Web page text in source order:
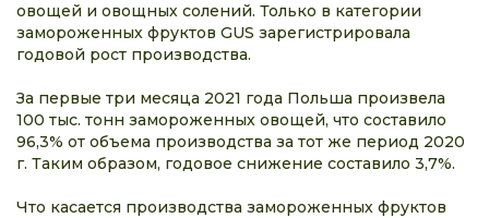
овощей и овощных солений. Только в категории
замороженных фруктов GUS зарегистрировала
годовой рост производства.
За первые три месяца 2021 года Польша произвела
100 тыс. тонн замороженных овощей, что составило
96,3% от объема производства за тот же период 2020
г. Таким образом, годовое снижение составило 3,7%.
Что касается производства замороженных фруктов